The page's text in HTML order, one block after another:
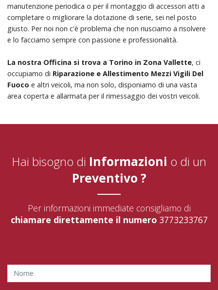
manutenzione periodica o per il montaggio di accessori atti a
completare o migliorare la dotazione di serie, sei nel posto
giusto. Per noi non c'è problema che non riusciamo a risolvere
e lo facciamo sempre con passione e professionalità.
La nostra Officina si trova a Torino in Zona Vallette, ci
occupiamo di Riparazione e Allestimento Mezzi Vigili Del
Fuoco e altri veicoli, ma non solo, disponiamo di una vasta
area coperta e allarmata per il rimessaggio dei vostri veicoli.
Hai bisogno di Informazioni o di un
Preventivo ?
Per informazioni immediate consigliamo di
chiamare direttamente il numero 3773233767